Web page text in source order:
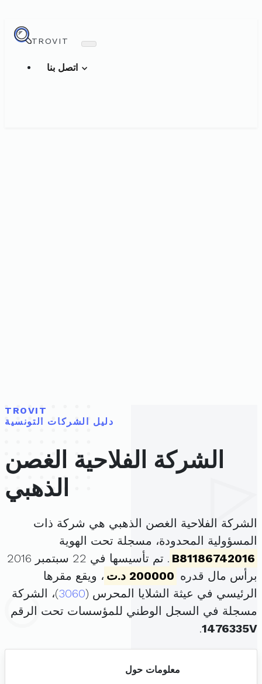
TROVIT
TROVIT
دليل الشركات التونسية
الشركة الفلاحية الغصن
الذهبي
الشركة الفلاحية الغصن الذهبي هي شركة ذات
المسؤولية المحدودة، مسجلة تحت الهوية
B81186742016
. تم تأسيسها في 22 سبتمبر 2016
برأس مال قدره 200000 د.ت
، ويقع مقرها
الرئيسي في عيثة الشلايا المحرس (3060)، الشركة
مسجلة في السجل الوطني للمؤسسات تحت الرقم
1476335V
.
معلومات حول